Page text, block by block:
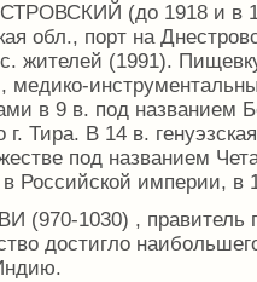
(до 1918 и в
обл., порт на
жителей (1991).
медико-
в 9 в. под названием
г. Тира. В 14 в.
под названием
в Российской империи,
1030) , правитель
достигло